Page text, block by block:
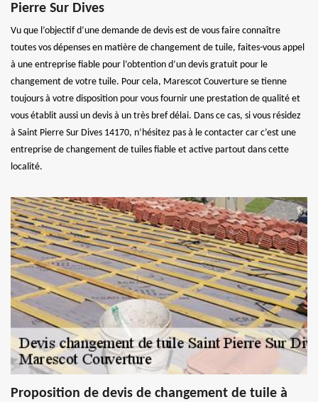
Pierre Sur Dives
Vu que l’objectif d’une demande de devis est de vous faire connaître
toutes vos dépenses en matière de changement de tuile, faites-vous appel
à une entreprise fiable pour l’obtention d’un devis gratuit pour le
changement de votre tuile. Pour cela, Marescot Couverture se tienne
toujours à votre disposition pour vous fournir une prestation de qualité et
vous établit aussi un devis à un très bref délai. Dans ce cas, si vous résidez
à Saint Pierre Sur Dives 14170, n’hésitez pas à le contacter car c’est une
entreprise de changement de tuiles fiable et active partout dans cette
localité.
Proposition de devis de changement de tuile à